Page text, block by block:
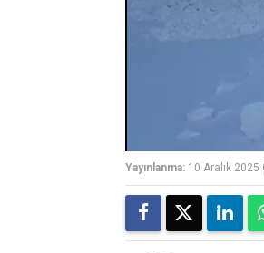
Yayınlanma: 10 Aralık